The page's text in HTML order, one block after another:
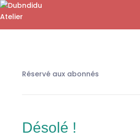
Réservé aux abonnés
Désolé !